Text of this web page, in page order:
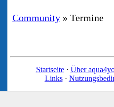
Community » Termine
Startseite· Über
Links·